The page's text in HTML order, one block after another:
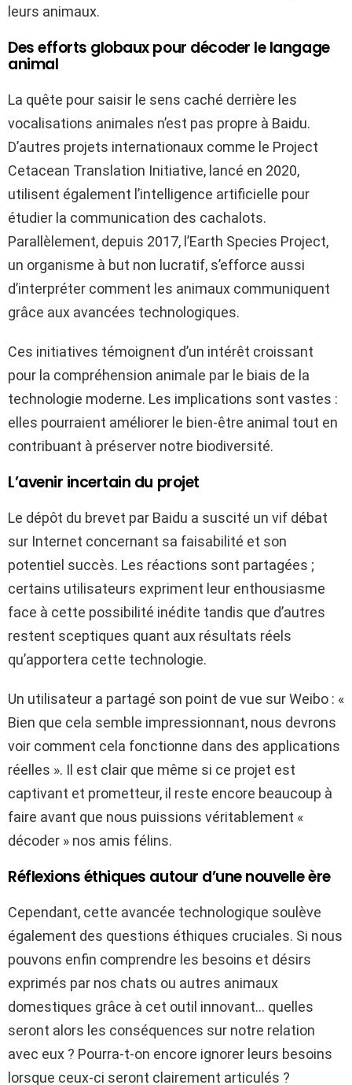
leurs animaux.
Des efforts globaux pour décoder le langage
animal
La quête pour saisir le sens caché derrière les
vocalisations animales n’est pas propre à Baidu.
D’autres projets internationaux comme le Project
Cetacean Translation Initiative, lancé en 2020,
utilisent également l’intelligence artificielle pour
étudier la communication des cachalots.
Parallèlement, depuis 2017, l’Earth Species Project,
un organisme à but non lucratif, s’efforce aussi
d’interpréter comment les animaux communiquent
grâce aux avancées technologiques.
Ces initiatives témoignent d’un intérêt croissant
pour la compréhension animale par le biais de la
technologie moderne. Les implications sont vastes :
elles pourraient améliorer le bien-être animal tout en
contribuant à préserver notre biodiversité.
L’avenir incertain du projet
Le dépôt du brevet par Baidu a suscité un vif débat
sur Internet concernant sa faisabilité et son
potentiel succès. Les réactions sont partagées ;
certains utilisateurs expriment leur enthousiasme
face à cette possibilité inédite tandis que d’autres
restent sceptiques quant aux résultats réels
qu’apportera cette technologie.
Un utilisateur a partagé son point de vue sur Weibo : «
Bien que cela semble impressionnant, nous devrons
voir comment cela fonctionne dans des applications
réelles ». Il est clair que même si ce projet est
captivant et prometteur, il reste encore beaucoup à
faire avant que nous puissions véritablement «
décoder » nos amis félins.
Réflexions éthiques autour d’une nouvelle ère
Cependant, cette avancée technologique soulève
également des questions éthiques cruciales. Si nous
pouvons enfin comprendre les besoins et désirs
exprimés par nos chats ou autres animaux
domestiques grâce à cet outil innovant… quelles
seront alors les conséquences sur notre relation
avec eux ? Pourra-t-on encore ignorer leurs besoins
lorsque ceux-ci seront clairement articulés ?